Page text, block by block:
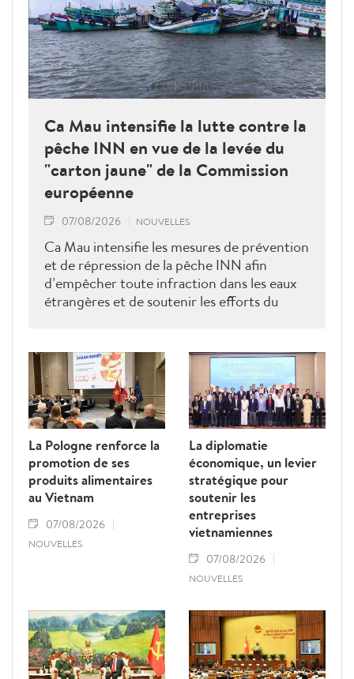
Ca Mau intensifie la lutte contre la
pêche INN en vue de la levée du
"carton jaune" de la Commission
européenne
07/08/2026 NOUVELLES
Ca Mau intensifie les mesures de prévention
et de répression de la pêche INN afin
d’empêcher toute infraction dans les eaux
étrangères et de soutenir les efforts du
La Pologne renforce la
promotion de ses
produits alimentaires
au Vietnam
07/08/2026
NOUVELLES
La diplomatie
économique, un levier
stratégique pour
soutenir les
entreprises
vietnamiennes
07/08/2026
NOUVELLES